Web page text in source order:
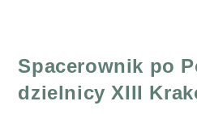
Spacerownik po
dzielnicy XIII